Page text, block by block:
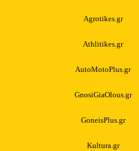
Agrotikes.gr
Athlitikes.gr
AutoMotoPlus.gr
GnosiGiaOlous.gr
GoneisPlus.gr
Kultura.gr